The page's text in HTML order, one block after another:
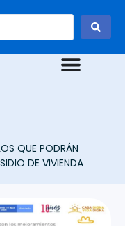
QUE PODRÁN
DE VIVIENDA